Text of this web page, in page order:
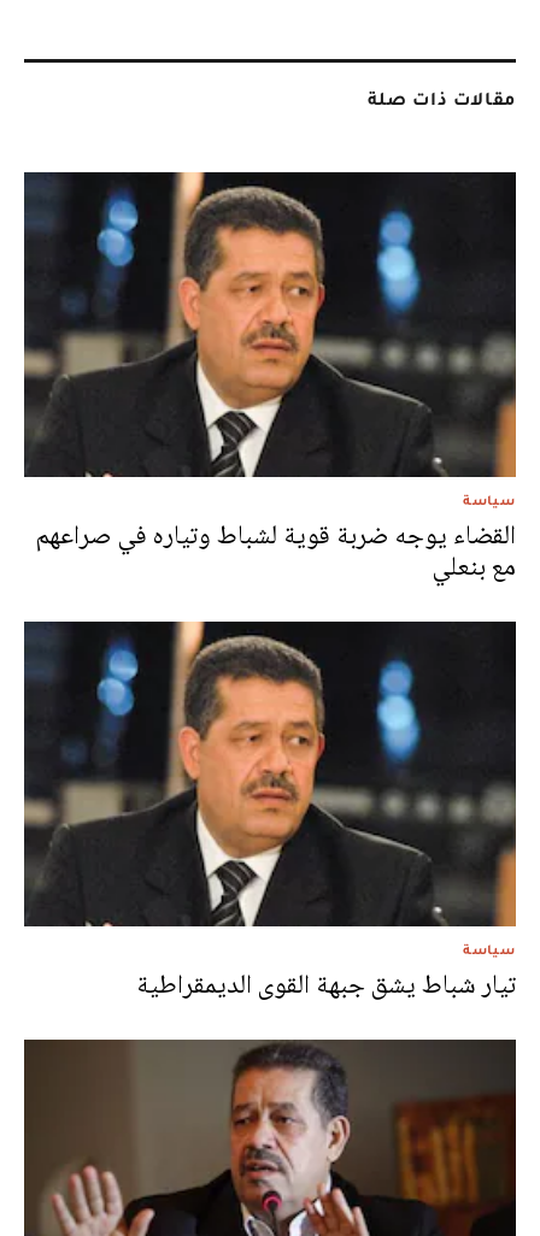
مقالات ذات صلة
سياسة
القضاء يوجه ضربة قوية لشباط وتياره في صراعهم
مع بنعلي
سياسة
تيار شباط يشق جبهة القوى الديمقراطية